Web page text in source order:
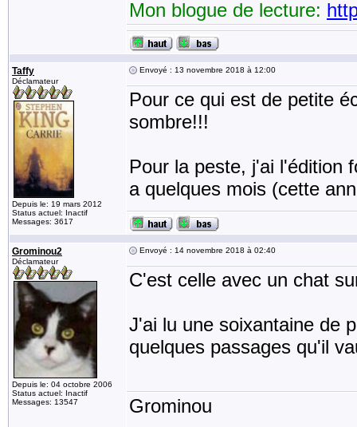
Mon blogue de lecture:
Taffy
Déclamateur
Depuis le: 19 mars 2012
Status actuel: Inactif
Messages: 3617
Envoyé : 13 novembre 2018 à 12:00
Pour ce qui est de petite
sombre!!!
Pour la peste, j'ai l'édition
a quelques mois (cette
Grominou2
Déclamateur
Depuis le: 04 octobre 2006
Status actuel: Inactif
Messages: 13547
Envoyé : 14 novembre 2018 à 02:40
C'est celle avec un chat
J'ai lu une soixantaine de
quelques passages qu'il
Grominou